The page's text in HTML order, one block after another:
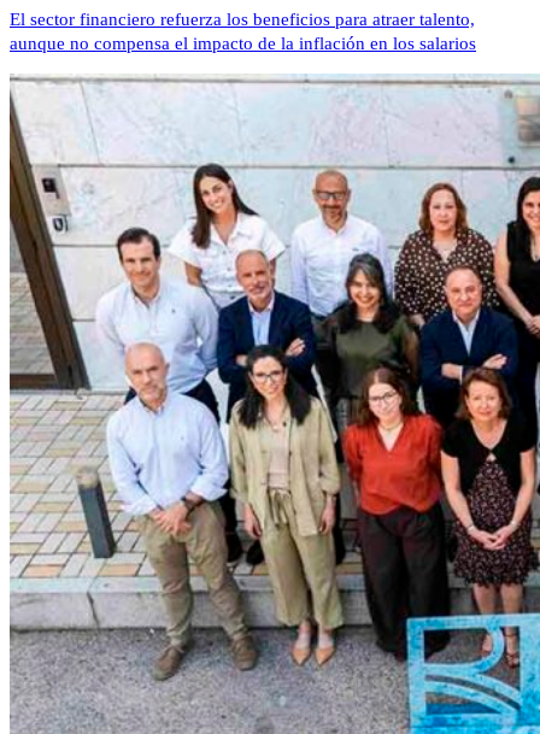
El sector financiero refuerza los beneficios para atraer talento,
aunque no compensa el impacto de la inflación en los salarios